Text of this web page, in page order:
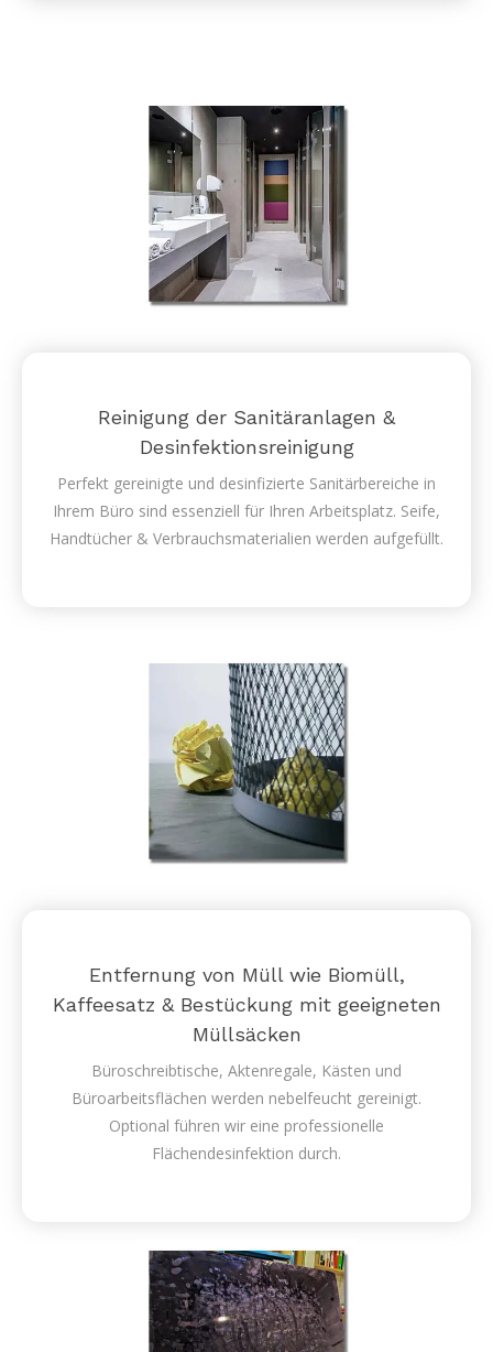
Reinigung der Sanitäranlagen &
Desinfektionsreinigung
Perfekt gereinigte und desinfizierte Sanitärbereiche in
Ihrem Büro sind essenziell für Ihren Arbeitsplatz. Seife,
Handtücher & Verbrauchsmaterialien werden aufgefüllt.
Entfernung von Müll wie Biomüll,
Kaffeesatz & Bestückung mit geeigneten
Müllsäcken
Büroschreibtische, Aktenregale, Kästen und
Büroarbeitsflächen werden nebelfeucht gereinigt.
Optional führen wir eine professionelle
Flächendesinfektion durch.